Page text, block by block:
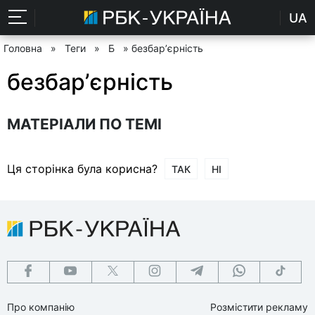
UA
Головна » Теги » Б » безбарʼєрність
безбарʼєрність
МАТЕРІАЛИ ПО ТЕМІ
Ця сторінка була корисна? ТАК НІ
Про компанію Розмістити рекламу